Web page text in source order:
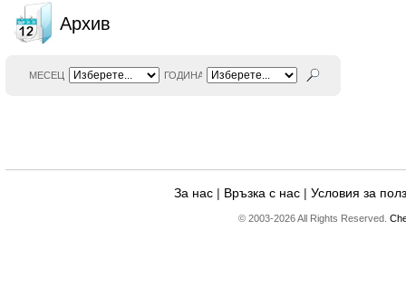
Архив
МЕСЕЦ ГОДИНА
За нас | Връзка с нас |Условия за
© 2003-2026 All Rights Reserved.